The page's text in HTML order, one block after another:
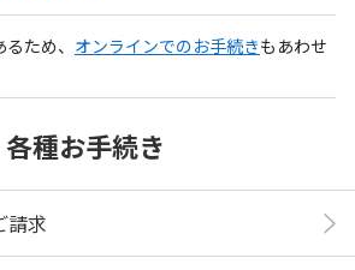
ため、 オンラインでのお手続きもあわせ
各種お手続き
請求